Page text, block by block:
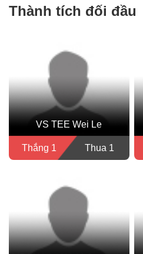
Thành tích đối đầu
VS TEE Wei Le
Thắng 1 Thua 1